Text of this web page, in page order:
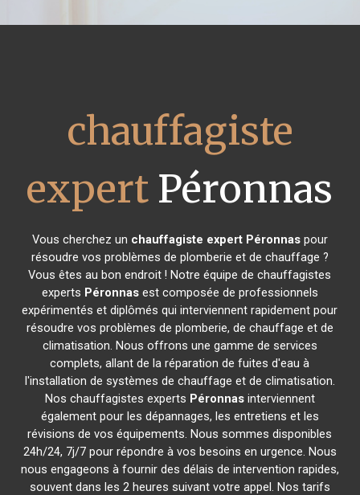
chauffagiste
expert Péronnas
Vous cherchez un chauffagiste expert Péronnaspour
résoudre vos problèmes de plomberie et de chauffage ?
Vous êtes au bon endroit ! Notre équipe de chauffagistes
experts Péronnasest composée de professionnels
expérimentés et diplômés qui interviennent rapidement pour
résoudre vos problèmes de plomberie, de chauffage et de
climatisation. Nous offrons une gamme de services
complets, allant de la réparation de fuites d'eau à
l'installation de systèmes de chauffage et de climatisation.
Nos chauffagistes experts Péronnasinterviennent
également pour les dépannages, les entretiens et les
révisions de vos équipements. Nous sommes disponibles
24h/24, 7j/7 pour répondre à vos besoins en urgence. Nous
nous engageons à fournir des délais de intervention rapides,
souvent dans les 2 heures suivant votre appel. Nos tarifs